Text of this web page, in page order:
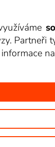
sledovat
Partneři